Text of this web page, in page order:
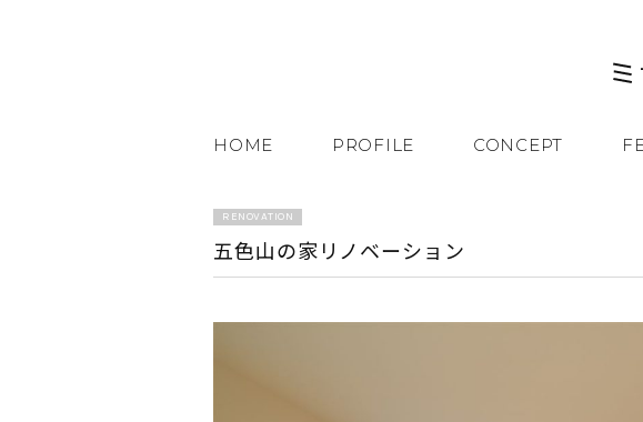
HOME PROFILE CONCEPT
RENOVATION
五色山の家リノベーション